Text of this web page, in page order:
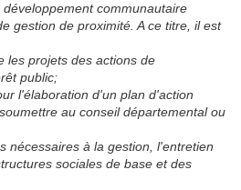
communautaire
gestion de proximité. A ce titre, il est
projets des actions de
public;
l'élaboration d'un plan d'action
au conseil départemental ou
nécessaires à la gestion, l'entretien
sociales de base et des